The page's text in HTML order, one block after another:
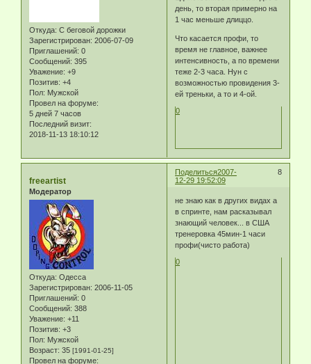
Откуда: С беговой дорожки
Зарегистрирован: 2006-07-09
Приглашений: 0
Сообщений: 395
Уважение: +9
Позитив: +4
Пол: Мужской
Провел на форуме:
5 дней 7 часов
Последний визит:
2018-11-13 18:10:12
день, то вторая примерно на
1 час меньше длиццо.
Что касается профи, то
время не главное, важнее
интенсивность, а по времени
теже 2-3 часа. Нун с
возможностью провидения 3-
ей треньки, а то и 4-ой.
0
Поделиться 8
2007-
12-29 19:52:09
freeartist
Модератор
Откуда: Одесса
Зарегистрирован: 2006-11-05
Приглашений: 0
Сообщений: 388
Уважение: +11
Позитив: +3
Пол: Мужской
Возраст: 35 [1991-01-25]
Провел на форуме:
не знаю как в других видах а
в спринте, нам расказывал
знающий человек... в США
тренеровка 45мин-1 часи
профи(чисто работа)
0